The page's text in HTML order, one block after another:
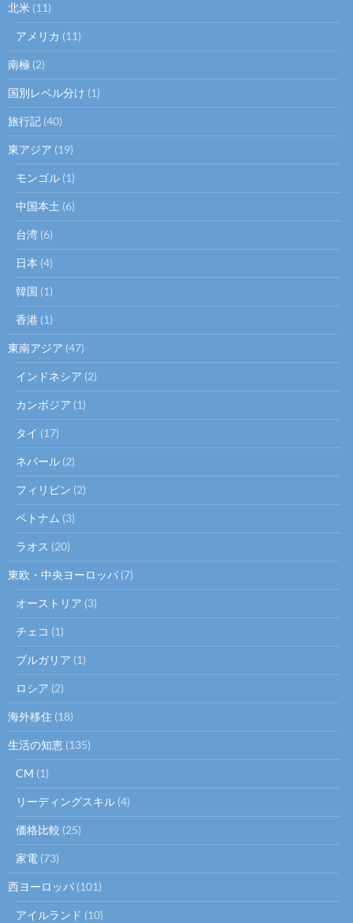
北米 (11)
アメリカ (11)
南極 (2)
国別レベル分け (1)
旅行記 (40)
東アジア (19)
モンゴル (1)
中国本土 (6)
台湾 (6)
日本 (4)
韓国 (1)
香港 (1)
東南アジア (47)
インドネシア (2)
カンボジア (1)
タイ (17)
ネパール (2)
フィリピン (2)
ベトナム (3)
ラオス (20)
東欧・中央ヨーロッパ (7)
オーストリア (3)
チェコ (1)
ブルガリア (1)
ロシア (2)
海外移住 (18)
生活の知恵 (135)
CM (1)
リーディングスキル (4)
価格比較 (25)
家電 (73)
西ヨーロッパ (101)
アイルランド (10)